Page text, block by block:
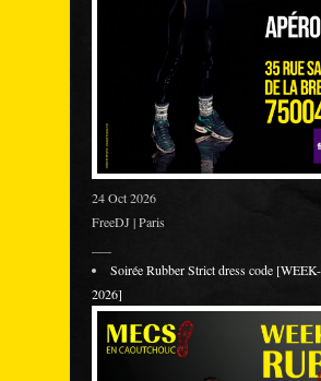
24 Oct 2026
FreeDJ | Paris
Soirée Rubber Strict dress code
2026]